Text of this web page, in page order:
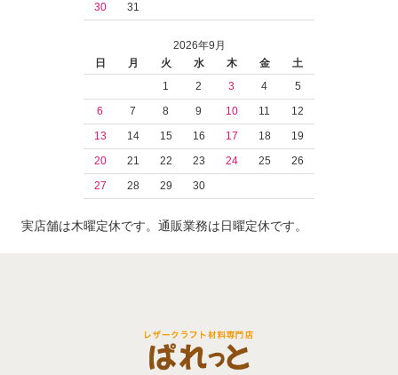
30
31
2026年9月
日
月 火 水 木 金
土
1
2 3 4
5
6
7 8 9 10 11
12
13
14 15 16 17 18
19
20
21 22 23 24 25
26
27
28 29 30
実店舗は木曜定休です。通販業務は日曜定休です。